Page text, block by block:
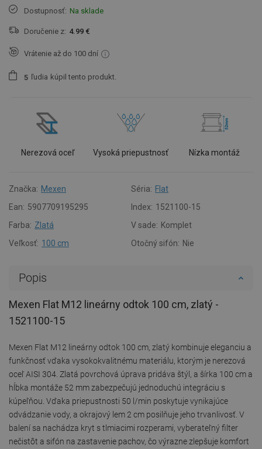
Dostupnosť: Na sklade
Doručenie z: 4.99 €
Vrátenie až do 100 dní
5 ľudia kúpil tento produkt.
Nerezová oceľ Vysoká priepustnosť Nízka montáž
Značka: Mexen Séria: Flat
Ean: 5907709195295 Index: 1521100-15
Farba: Zlatá V sade: Komplet
Veľkosť: 100 cm Otočný sifón: Nie
Popis
Mexen Flat M12 lineárny odtok 100 cm, zlatý -
1521100-15
Mexen Flat M12 lineárny odtok 100 cm, zlatý kombinuje eleganciu a
funkčnosť vďaka vysokokvalitnému materiálu, ktorým je nerezová
oceľ AISI 304. Zlatá povrchová úprava pridáva štýl, a šírka 100 cm a
hĺbka montáže 52 mm zabezpečujú jednoduchú integráciu s
kúpeľňou. Vďaka priepustnosti 50 l/min poskytuje vynikajúce
odvádzanie vody, a okrajový lem 2 cm posilňuje jeho trvanlivosť. V
balení sa nachádza kryt s tlmiacimi rozperami, vyberateľný filter
nečistôt a sifón na zastavenie pachov, čo výrazne zlepšuje komfort